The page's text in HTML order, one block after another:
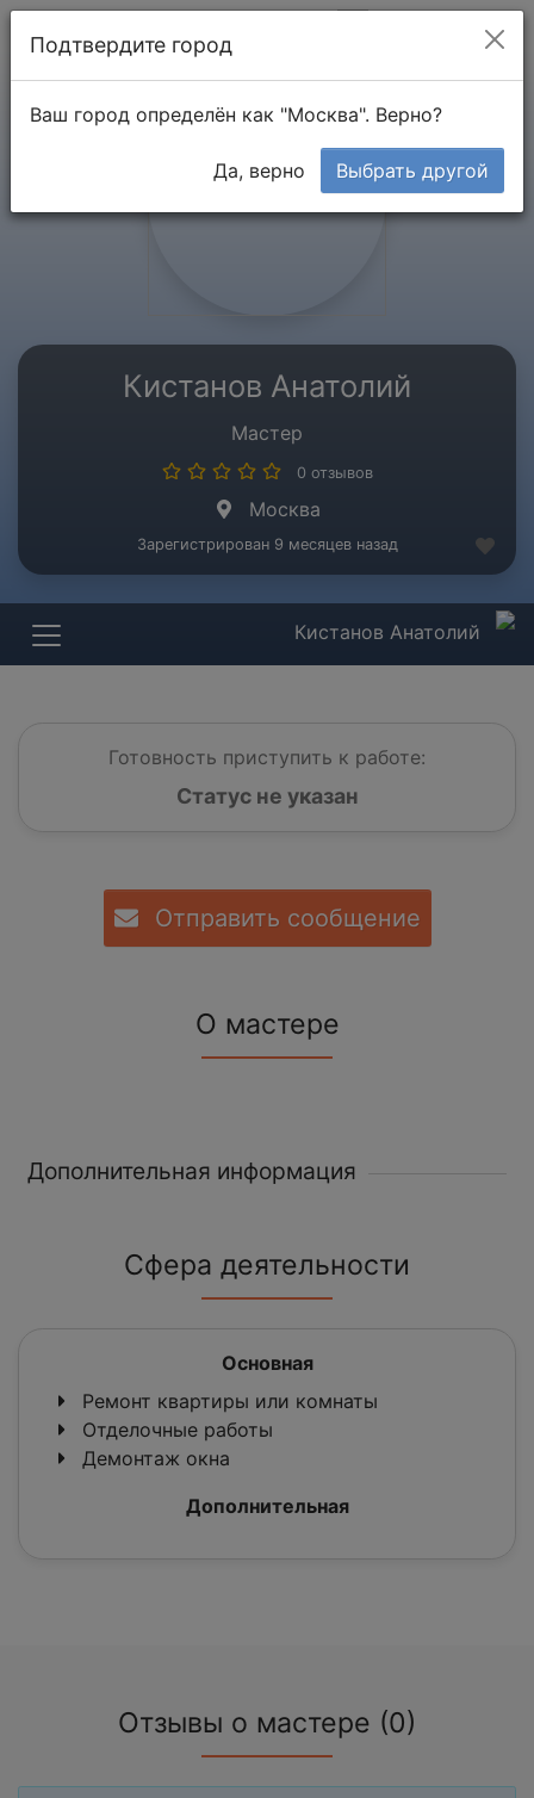
Кистанов Анатолий
Мастер
0 отзывов
Москва
Зарегистрирован 9 месяцев назад
Кистанов Анатолий
Готовность приступить к работе:
Статус не указан
Отправить сообщение
О мастере
Дополнительная информация
Сфера деятельности
Основная
Ремонт квартиры или комнаты
Отделочные работы
Демонтаж окна
Дополнительная
Отзывы о мастере (0)
Подтвердите город
Ваш город определён как "Москва". Верно?
Да, верно Выбрать другой